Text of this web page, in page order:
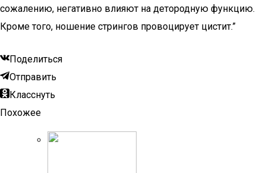
сожалению, негативно влияют на детородную функцию.
Кроме того, ношение стрингов провоцирует цистит.”
Поделиться
Отправить
Класснуть
Похожее